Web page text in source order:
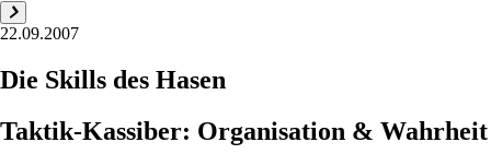
22.09.2007
Die Skills des Hasen
Taktik-Kassiber: Organisation & Wahrheit